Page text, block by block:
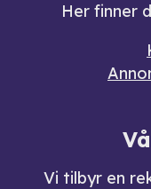
Her finner
Vi tilbyr en